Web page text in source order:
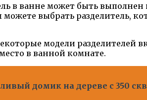
в ванне может быть выполнен
выбрать разделитель,
модели разделителей
в ванной комнате.
домик на дереве с 350